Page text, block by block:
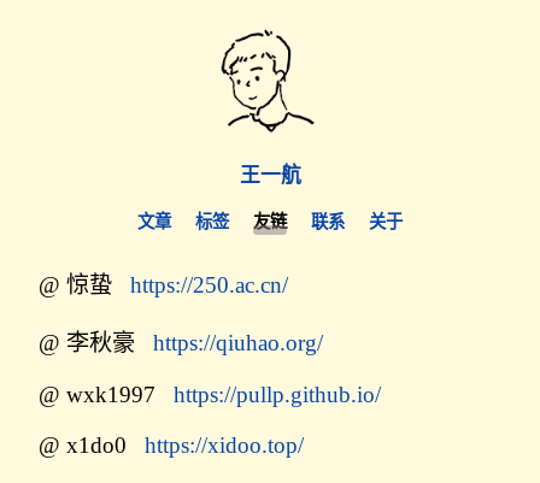
王一航
文章 标签 友链 联系 关于
@ 惊蛰 https://250.ac.cn/
@ 李秋豪 https://qiuhao.org/
@ wxk1997
https://pullp.github.io/
@ x1do0
https://xidoo.top/